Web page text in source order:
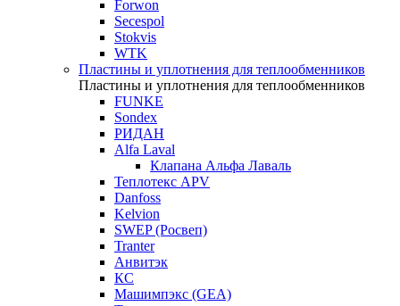
Forwon
Secespol
Stokvis
WTK
Пластины и уплотнения для теплообменников
Пластины и уплотнения для теплообменников
FUNKE
Sondex
РИДАН
Alfa Laval
Клапана Альфа Лаваль
Теплотекс APV
Danfoss
Kelvion
SWEP (Росвеп)
Tranter
Анвитэк
КС
Машимпэкс (GEA)